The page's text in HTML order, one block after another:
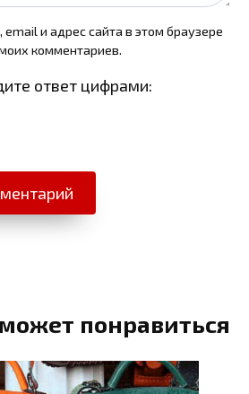
и адрес сайта в этом браузере
комментариев.
ответ цифрами:
понравиться